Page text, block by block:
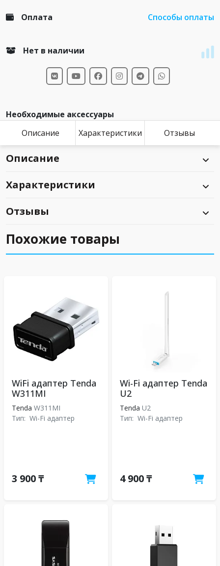
Оплата Способы оплаты
Нет в наличии
Необходимые аксессуары
Описание
Характеристики Отзывы
Описание
Характеристики
Отзывы
Похожие товары
WiFi адаптер Tenda
W311MI
Tenda W311MI
Тип: Wi-Fi адаптер
3 900 ₸
Wi-Fi адаптер Tenda
U2
Tenda U2
Тип: Wi-Fi адаптер
4 900 ₸